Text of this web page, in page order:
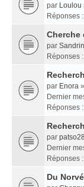
par Loulou
Réponses :
Cherche
par
Réponses :
par Enora
Dernier
Réponses :
par patso28
Dernier
Réponses :
Du